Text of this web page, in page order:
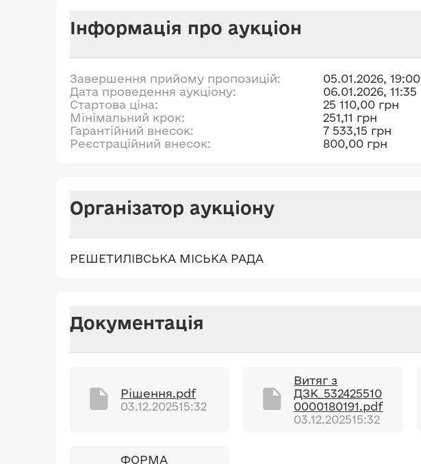
Інформація про аукціон
Завершення прийому пропозицій:
05.01.2026, 19:00
Дата проведення аукціону:
06.01.2026, 11:35
Стартова ціна:
25 110,00 грн
Мінімальний крок:
251,11 грн
Гарантійний внесок:
7 533,15 грн
Реєстраційний внесок:
800,00 грн
Організатор аукціону
РЕШЕТИЛІВСЬКА МІСЬКА РАДА
Документація
Рішення.pdf
03.12.202515:32
Витяг з
ДЗК_532425510
0000180191.pdf
03.12.202515:32
ФОРМА